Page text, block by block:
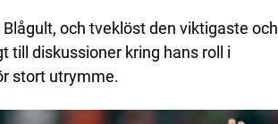
och tveklöst den viktigaste och
till diskussioner kring hans roll i
stort utrymme.